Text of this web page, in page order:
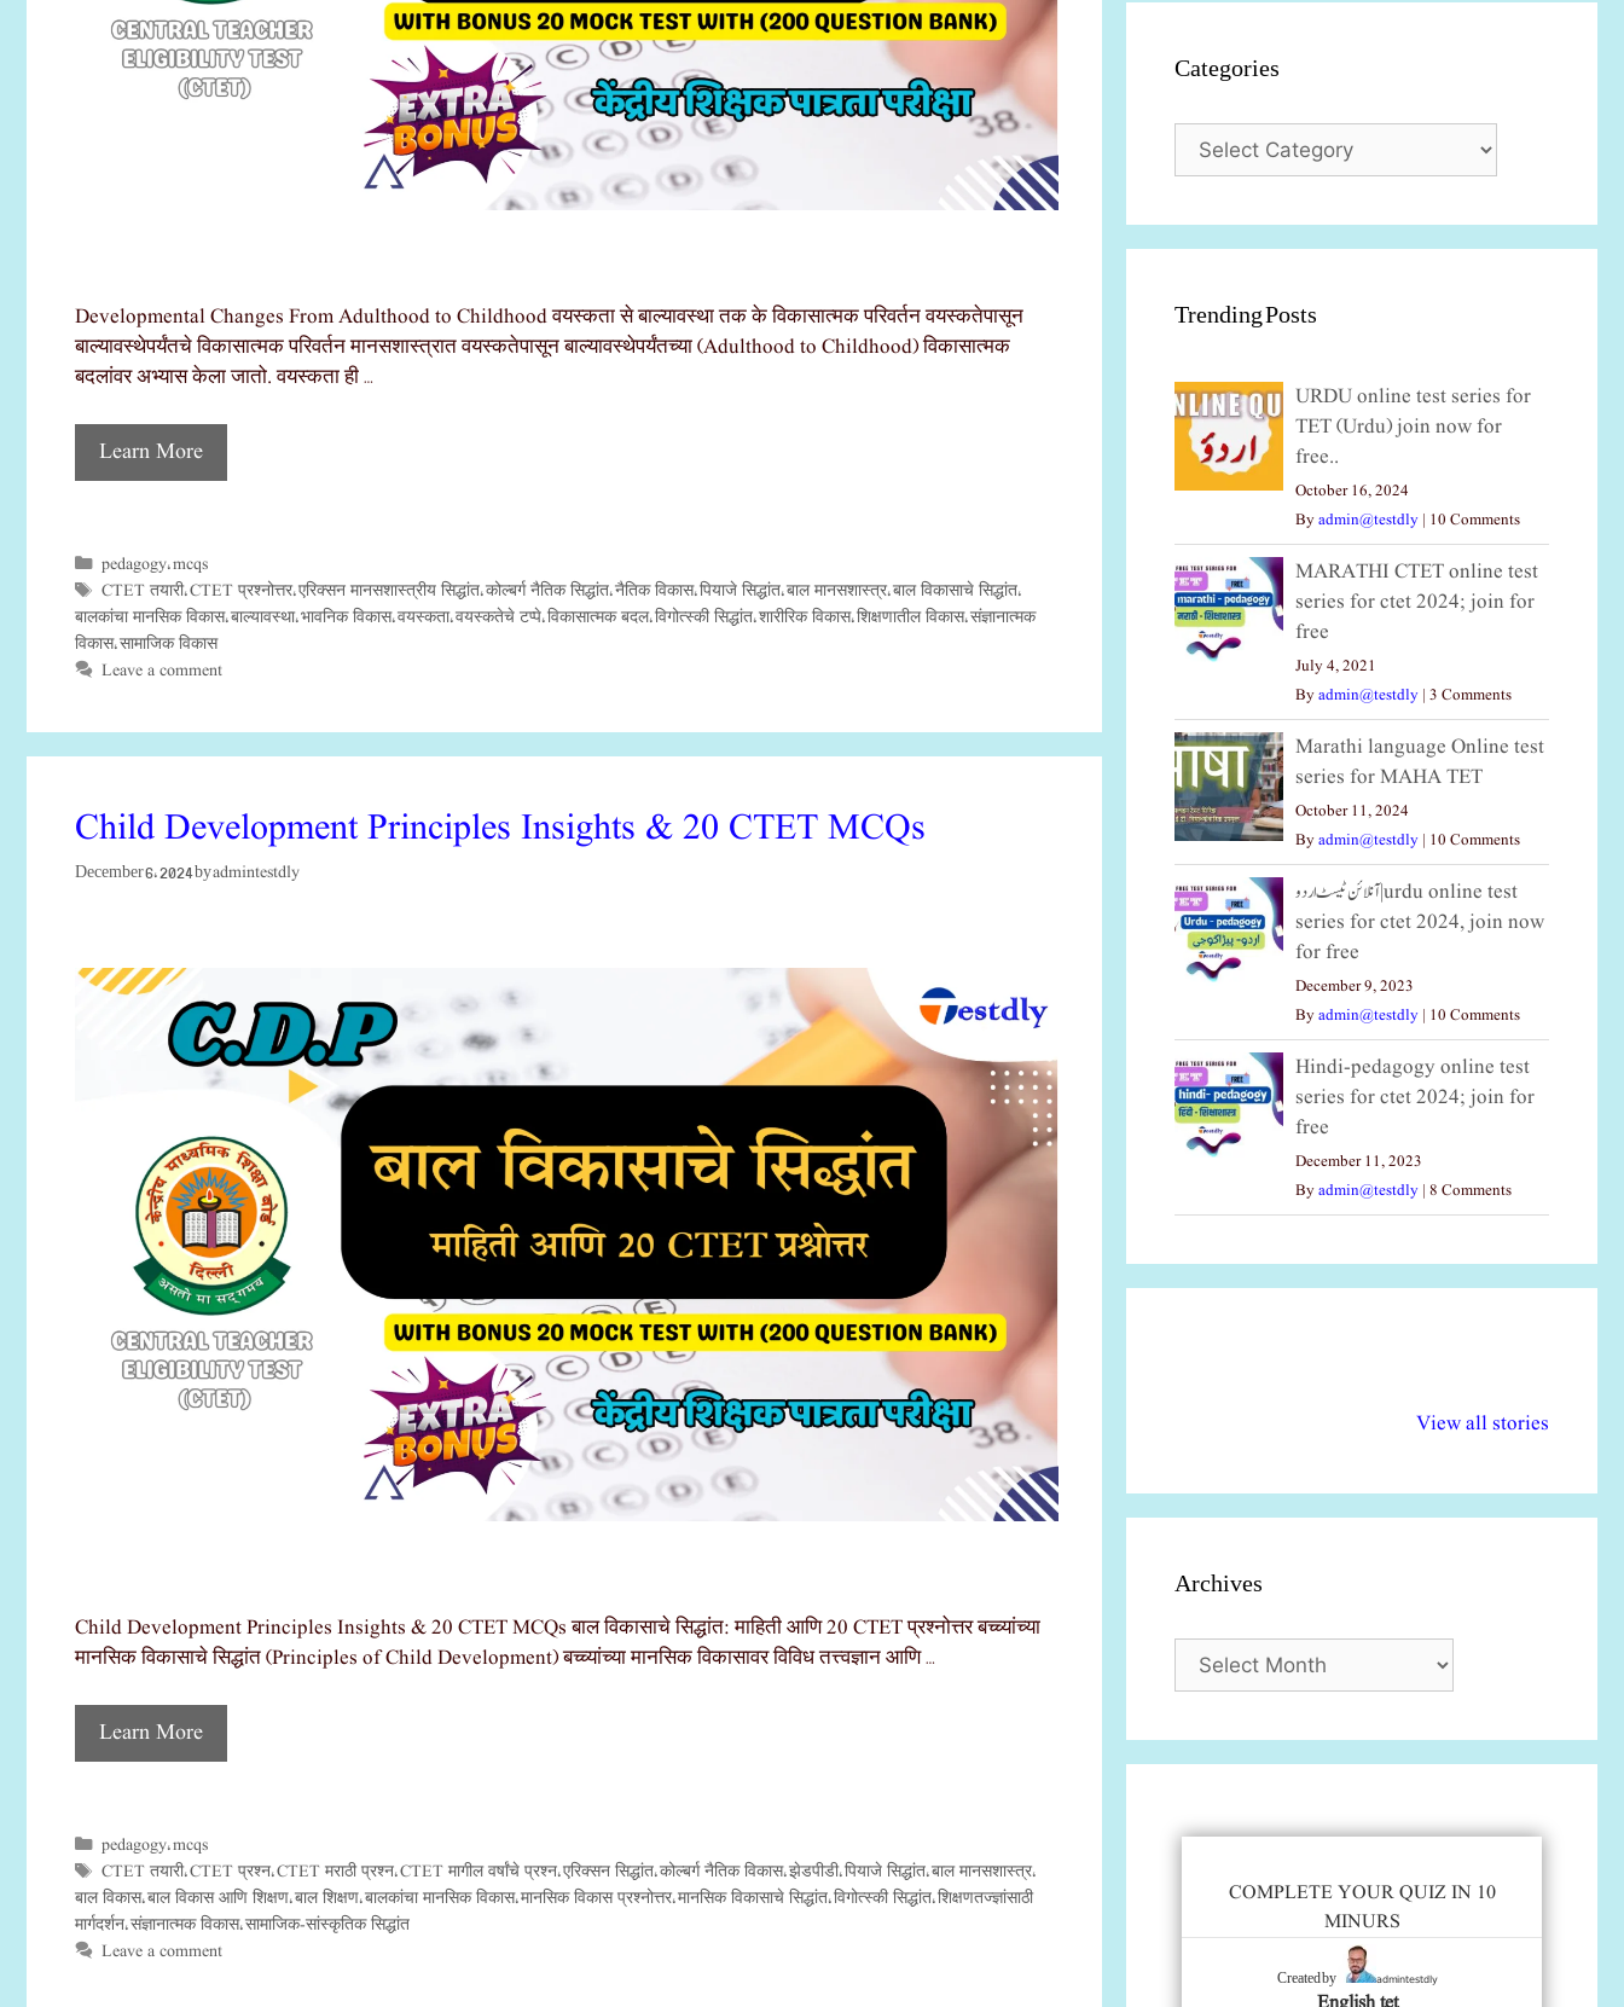
Developmental Changes From Adulthood to Childhood वयस्कता से बाल्यावस्था तक के विकासात्मक परिवर्तन वयस्कतेपासून
बाल्यावस्थेपर्यंतचे विकासात्मक परिवर्तन मानसशास्त्रात वयस्कतेपासून बाल्यावस्थेपर्यंतच्या (Adulthood to Childhood) विकासात्मक
बदलांवर अभ्यास केला जातो. वयस्कता ही …
Learn More
Categories
pedagogy, mcqs
Tags
CTET तयारी, CTET प्रश्नोत्तर, एरिक्सन मानसशास्त्रीय सिद्धांत, कोल्बर्ग नैतिक सिद्धांत, नैतिक विकास, पियाजे सिद्धांत, बाल मानसशास्त्र, बाल विकासाचे सिद्धांत,
बालकांचा मानसिक विकास, बाल्यावस्था, भावनिक विकास, वयस्कता, वयस्कतेचे टप्पे, विकासात्मक बदल, विगोत्स्की सिद्धांत, शारीरिक विकास, शिक्षणातील विकास, संज्ञानात्मक
विकास, सामाजिक विकास
Leave a comment
Child Development Principles Insights & 20 CTET MCQs
December 6, 2024 byadmintestdly
Child Development Principles Insights & 20 CTET MCQs बाल विकासाचे सिद्धांत: माहिती आणि 20 CTET प्रश्नोत्तर बच्च्यांच्या
मानसिक विकासाचे सिद्धांत (Principles of Child Development) बच्च्यांच्या मानसिक विकासावर विविध तत्त्वज्ञान आणि …
Learn More
Categories
pedagogy, mcqs
Tags
CTET तयारी, CTET प्रश्न, CTET मराठी प्रश्न, CTET मागील वर्षांचे प्रश्न, एरिक्सन सिद्धांत, कोल्बर्ग नैतिक विकास, झेडपीडी, पियाजे सिद्धांत, बाल मानसशास्त्र,
बाल विकास, बाल विकास आणि शिक्षण, बाल शिक्षण, बालकांचा मानसिक विकास, मानसिक विकास प्रश्नोत्तर, मानसिक विकासाचे सिद्धांत, विगोत्स्की सिद्धांत, शिक्षणतज्ज्ञांसाठी
मार्गदर्शन, संज्ञानात्मक विकास, सामाजिक-सांस्कृतिक सिद्धांत
Leave a comment
Categories
Categories
Trending Posts
URDU online test series for
TET (Urdu) join now for
free..
October 16, 2024
Byadmin@testdly | 10 Comments
MARATHI CTET online test
series for ctet 2024; join for
free
July 4, 2021
Byadmin@testdly | 3 Comments
Marathi language Online test
series for MAHA TET
October 11, 2024
Byadmin@testdly | 10 Comments
آنلائن ٹیسٹ اردو|urdu online test
series for ctet 2024, join now
for free
December 9, 2023
Byadmin@testdly | 10 Comments
Hindi-pedagogy online test
series for ctet 2024; join for
free
December 11, 2023
Byadmin@testdly | 8 Comments
View all stories
अधिकार दिवस| 18
Archives
Archives
COMPLETE YOUR QUIZ IN 10
MINURS
Created by admintestdly